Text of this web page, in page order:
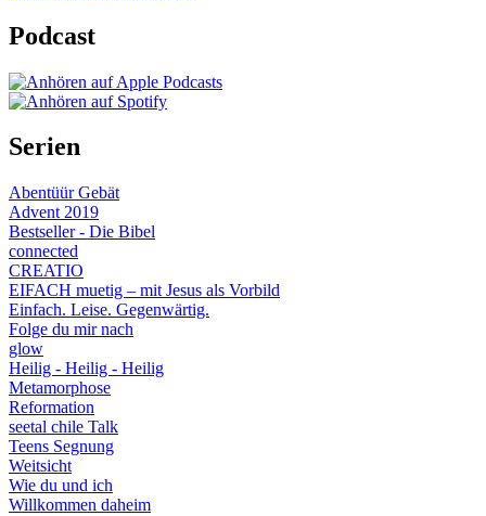
Podcast
Serien
Abentüür Gebät
Advent 2019
Bestseller - Die Bibel
connected
CREATIO
EIFACH muetig – mit Jesus als Vorbild
Einfach. Leise. Gegenwärtig.
Folge du mir nach
glow
Heilig - Heilig - Heilig
Metamorphose
Reformation
seetal chile Talk
Teens Segnung
Weitsicht
Wie du und ich
Willkommen daheim